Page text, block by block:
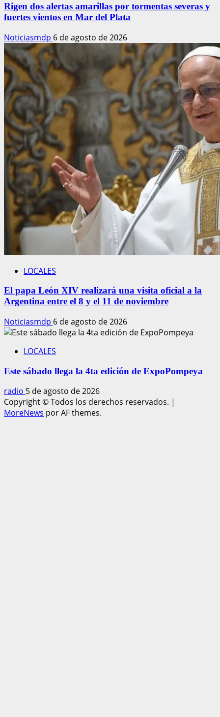
Rigen dos alertas amarillas por tormentas severas y
fuertes vientos en Mar del Plata
Noticiasmdp 6 de agosto de 2026
LOCALES
El papa León XIV realizará una visita oficial a la
Argentina entre el 8 y el 11 de noviembre
Noticiasmdp 6 de agosto de 2026
LOCALES
Este sábado llega la 4ta edición de ExpoPompeya
radio 5 de agosto de 2026
Copyright © Todos los derechos reservados. |
MoreNews por AF themes.